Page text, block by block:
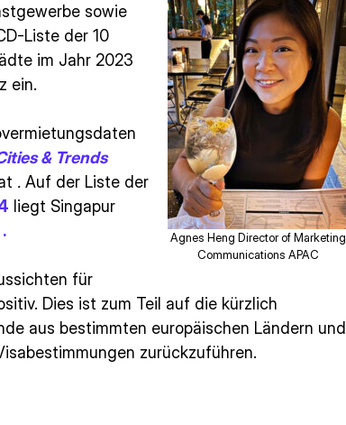
Agnes Heng Director of Marketing
Communications APAC
sowie
Liste der 10
im Jahr 2023
ein.
& Trends
. Auf der Liste der
liegt Singapur
.
für
Dies ist zum Teil auf die kürzlich
aus bestimmten europäischen Ländern und
zurückzuführen.